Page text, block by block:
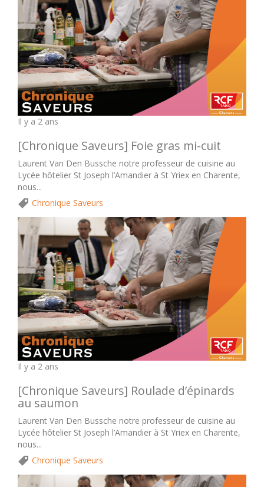
Il y a 2 ans
[Chronique Saveurs] Foie gras mi-cuit
Laurent Van Den Bussche notre professeur de cuisine au
Lycée hôtelier St Joseph l’Amandier à St Yriex en Charente,
nous...
Chronique Saveurs
Il y a 2 ans
[Chronique Saveurs] Roulade d’épinards
au saumon
Laurent Van Den Bussche notre professeur de cuisine au
Lycée hôtelier St Joseph l’Amandier à St Yriex en Charente,
nous...
Chronique Saveurs